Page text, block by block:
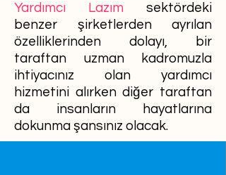
Yardımcı Lazım sektördeki
benzer şirketlerden ayrılan
özelliklerinden dolayı, bir
taraftan uzman kadromuzla
ihtiyacınız olan yardımcı
hizmetini alırken diğer taraftan
da insanların hayatlarına
dokunma şansınız olacak.